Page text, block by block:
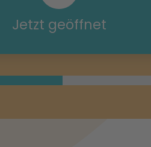
Jetzt geöffnet